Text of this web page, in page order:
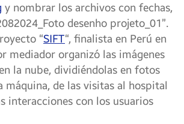
y nombrar los archivos con fechas,
desenho projeto_01”.
“SIFT“, finalista en Perú en
mediador organizó las imágenes
la nube, dividiéndolas en fotos
máquina, de las visitas al hospital
interacciones con los usuarios